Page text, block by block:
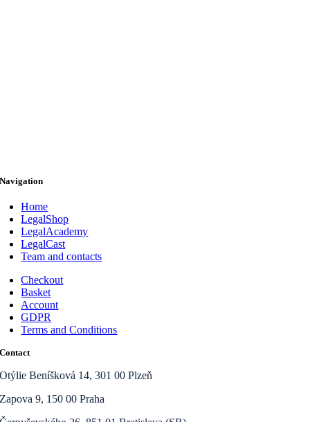
Navigation
Home
LegalShop
LegalAcademy
LegalCast
Team and contacts
Checkout
Basket
Account
GDPR
Terms and Conditions
Contact
Otýlie Beníšková 14, 301 00 Plzeň
Zapova 9, 150 00 Praha